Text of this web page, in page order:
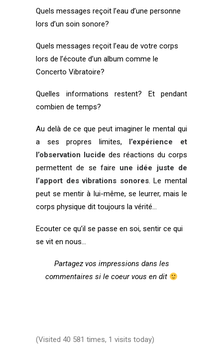
Quels messages reçoit l’eau d’une personne
lors d’un soin sonore?
Quels messages reçoit l’eau de votre corps
lors de l’écoute d’un album comme le
Concerto Vibratoire?
Quelles informations restent? Et pendant
combien de temps?
Au delà de ce que peut imaginer le mental qui
a ses propres limites,
l’expérience et
l’observation lucide des réactions du corps
permettent de se faire une idée juste de
l’apport des vibrations sonores. Le mental
peut se mentir à lui-même, se leurrer, mais le
corps physique dit toujours la vérité…
Ecouter ce qu’il se passe en soi, sentir ce qui
se vit en nous…
Partagez vos impressions dans les
commentaires si le coeur vous en dit
(Visited 40 581 times, 1 visits today)